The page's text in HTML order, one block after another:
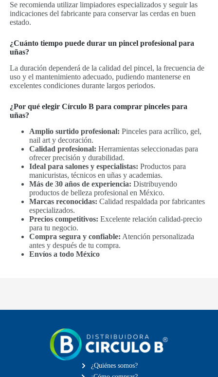
Se recomienda utilizar limpiadores especializados y seguir las
indicaciones del fabricante para conservar las cerdas en buen
estado.
¿Cuánto tiempo puede durar un pincel profesional para
uñas?
La duración dependerá de la calidad del pincel, la frecuencia de
uso y el mantenimiento adecuado, pudiendo mantenerse en
excelentes condiciones durante largos periodos.
¿Por qué elegir Círculo B para comprar pinceles para
uñas?
Amplio surtido profesional: Pinceles para acrílico, gel,
nail art y decoración.
Calidad profesional: Herramientas seleccionadas para
ofrecer precisión y durabilidad.
Ideal para salones y especialistas: Productos para
manicuristas, técnicos en uñas y academias.
Más de 30 años de experiencia: Distribuyendo
productos de belleza profesional en México.
Marcas reconocidas: Calidad respaldada por fabricantes
especializados.
Precios competitivos: Excelente relación calidad-precio
para tu negocio.
Compra segura y confiable: Atención personalizada
antes y después de tu compra.
Envíos a todo México
¿Quiénes somos?